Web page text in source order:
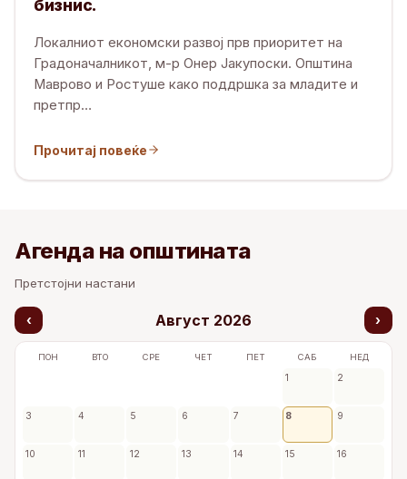
бизнис.
Локалниот економски развој прв приоритет на
Градоначалникот, м-р Онер Јакупоски. Општина
Маврово и Ростуше како поддршка за младите и
претпр…
Прочитај повеќе
Агенда на општината
Претстојни настани
‹ Август 2026 ›
ПОН ВТО СРЕ ЧЕТ ПЕТ САБ НЕД
1 2
3 4 5 6 7 8 9
10 11 12 13 14 15 16